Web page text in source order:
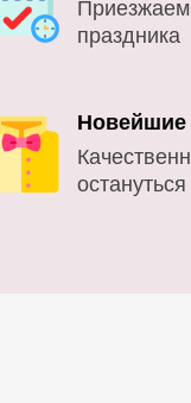
праздника